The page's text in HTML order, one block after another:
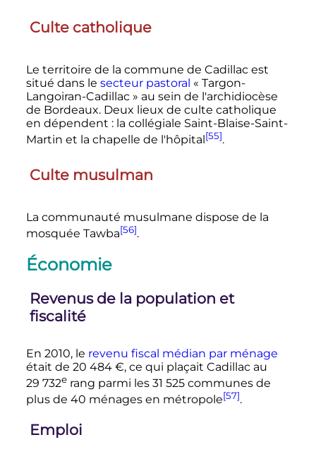
Culte catholique
Le territoire de la commune de Cadillac est
situé dans le secteur pastoral « Targon-
Langoiran-Cadillac » au sein de l'archidiocèse
de Bordeaux. Deux lieux de culte catholique
en dépendent : la collégiale Saint-Blaise-Saint-
Martin et la chapelle de l'hôpital [55].
Culte musulman
La communauté musulmane dispose de la
mosquée Tawba[56].
Économie
Revenus de la population et
fiscalité
En 2010, le revenu fiscal médian par ménage
était de 20 484 €, ce qui plaçait Cadillac au
29 732erang parmi les 31 525communes de
plus de 40 ménages en métropole[57].
Emploi